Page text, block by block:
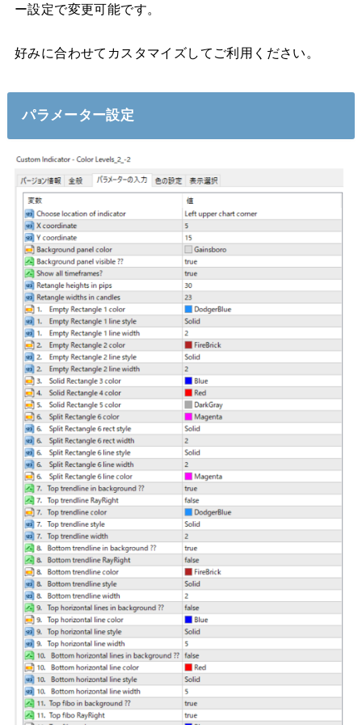
ー設定で変更可能です。
好みに合わせてカスタマイズしてご利用ください。
パラメーター設定